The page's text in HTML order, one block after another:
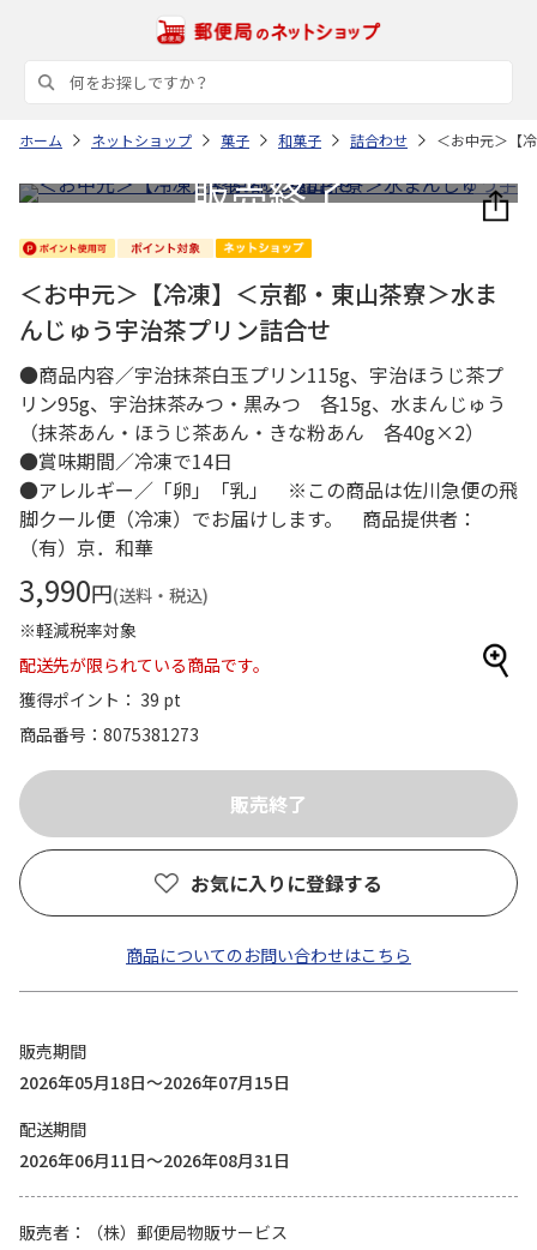
ホーム ネットショップ 菓子 和菓子 詰合わせ ＜お中元＞【
＜お中元＞【冷凍】＜京都・東山茶寮＞水ま
んじゅう宇治茶プリン詰合せ
●商品内容／宇治抹茶白玉プリン115g、宇治ほうじ茶プ
リン95g、宇治抹茶みつ・黒みつ 各15g、水まんじゅう
（抹茶あん・ほうじ茶あん・きな粉あん 各40g×2）
●賞味期間／冷凍で14日
●アレルギー／「卵」「乳」 ※この商品は佐川急便の飛
脚クール便（冷凍）でお届けします。 商品提供者：
（有）京．和華
3,990円(送料・税込)
※軽減税率対象
配送先が限られている商品です。
獲得ポイント： 39 pt
商品番号
8075381273
お気に入りに登録する
商品についてのお問い合わせはこちら
販売期間
2026年05月18日～2026年07月15日
配送期間
2026年06月11日～2026年08月31日
販売者
（株）郵便局物販サービス